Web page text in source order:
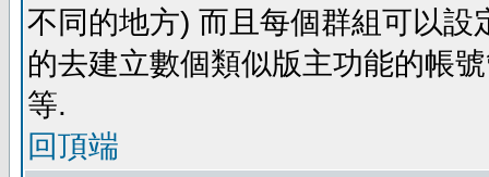
不同的地方) 而且每個群組可以
的去建立數個類似版主功能的帳
等.
回頂端